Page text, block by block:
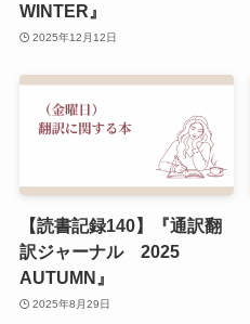
WINTER』
2025年12月12日
【読書記録140】『通訳翻
訳ジャーナル 2025
AUTUMN』
2025年8月29日